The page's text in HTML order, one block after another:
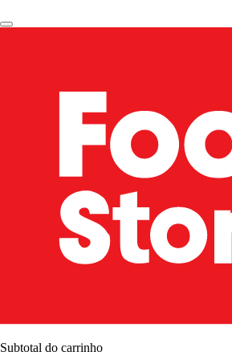
Subtotal do carrinho